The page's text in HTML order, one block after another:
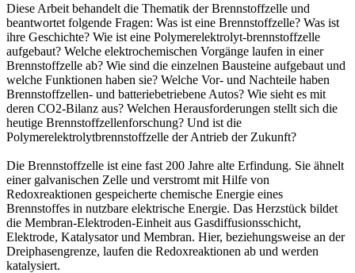
Diese Arbeit behandelt die Thematik der Brennstoffzelle und
beantwortet folgende Fragen: Was ist eine Brennstoffzelle? Was ist
ihre Geschichte? Wie ist eine Polymerelektrolyt-brennstoffzelle
aufgebaut? Welche elektrochemischen Vorgänge laufen in einer
Brennstoffzelle ab? Wie sind die einzelnen Bausteine aufgebaut und
welche Funktionen haben sie? Welche Vor- und Nachteile haben
Brennstoffzellen- und batteriebetriebene Autos? Wie sieht es mit
deren CO2-Bilanz aus? Welchen Herausforderungen stellt sich die
heutige Brennstoffzellenforschung? Und ist die
Polymerelektrolytbrennstoffzelle der Antrieb der Zukunft?
Die Brennstoffzelle ist eine fast 200 Jahre alte Erfindung. Sie ähnelt
einer galvanischen Zelle und verstromt mit Hilfe von
Redoxreaktionen gespeicherte chemische Energie eines
Brennstoffes in nutzbare elektrische Energie. Das Herzstück bildet
die Membran-Elektroden-Einheit aus Gasdiffusionsschicht,
Elektrode, Katalysator und Membran. Hier, beziehungsweise an der
Dreiphasengrenze, laufen die Redoxreaktionen ab und werden
katalysiert.